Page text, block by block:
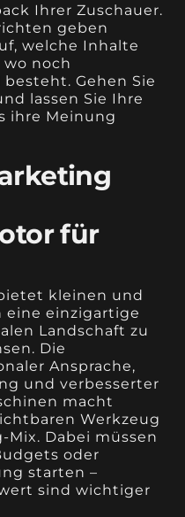
Ihrer Zuschauer.
geben
welche Inhalte
noch
Gehen Sie
lassen Sie Ihre
ihre Meinung
für
kleinen und
einzigartige
Landschaft zu
Die
Ansprache,
und verbesserter
macht
Werkzeug
Dabei müssen
oder
starten –
sind wichtiger